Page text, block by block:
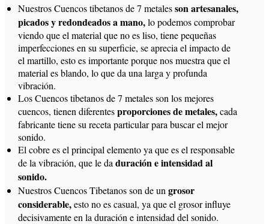
Nuestros Cuencos tibetanos de 7 metalesson artesanales,
picados y redondeados a mano,lo podemos comprobar
viendo que el material que no es liso, tiene pequeñas
imperfecciones en su superficie, se aprecia el impacto de
el martillo, esto es importante porque nos muestra que el
material es blando, lo que da una larga y profunda
vibración.
Los Cuencos tibetanos de 7 metales son los mejores
cuencos, tienen diferentesproporciones de metales,cada
fabricante tiene su receta particular para buscar el mejor
sonido.
El cobre es el principal elemento ya que es el responsable
de la vibración, que le da duración e intensidad al
sonido.
Nuestros Cuencos Tibetanos son de un grosor
considerable,esto no es casual, ya que el grosor influye
decisivamente en la duración e intensidad del sonido.